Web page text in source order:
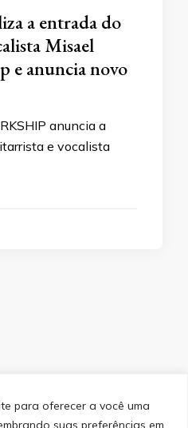
para oferecer a você uma
suas preferências em
a entrada do
Misael
e anuncia novo
anuncia a
e vocalista